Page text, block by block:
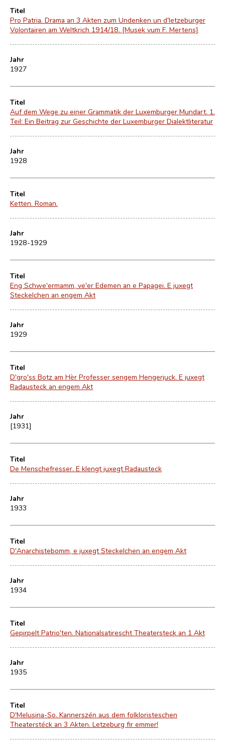
Titel
Pro Patria. Drama an 3 Akten zum Undenken un d'letzeburger
Volontairen am Weltkrich 1914/18. [Musek vum F. Mertens]
Jahr
1927
Titel
Auf dem Wege zu einer Grammatik der Luxemburger Mundart. 1.
Teil: Ein Beitrag zur Geschichte der Luxemburger Dialektliteratur
Jahr
1928
Titel
Ketten. Roman.
Jahr
1928-1929
Titel
Eng Schwe'ermamm, ve'er Edemen an e Papagei. E juxegt
Steckelchen an engem Akt
Jahr
1929
Titel
D'gro'ss Botz am Hèr Professer sengem Hengerjuck. E juxegt
Radausteck an engem Akt
Jahr
[1931]
Titel
De Menschefresser. E klengt juxegt Radausteck
Jahr
1933
Titel
D'Anarchistebomm, e juxegt Steckelchen an engem Akt
Jahr
1934
Titel
Gepirpelt Patrio'ten. Nationalsatirescht Theatersteck an 1 Akt
Jahr
1935
Titel
D'Melusina-So. Kannerszén aus dem folkloristeschen
Theaterstéck an 3 Akten. Letzeburg fir emmer!